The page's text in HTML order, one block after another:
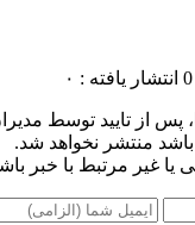
انتشار یافته : ۰
از تایید توسط
منتشر نخواهد شد.
یا غیر مرتبط با خبر